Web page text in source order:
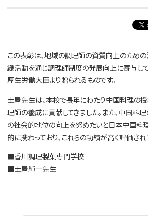
この表彰は、地域の調理師の資質向上のための
織活動を通じ調理師制度の発展向上に寄与し
厚生労働大臣より贈られるものです。
土屋先生は、本校で長年にわたり中国料理の
理師の養成に貢献してきました。また、中国料
の社会的地位の向上を努めたいと日本中国料
的に携わっており、これらの功績が高く評価され
■香川調理製菓専門学校
■土屋純一先生